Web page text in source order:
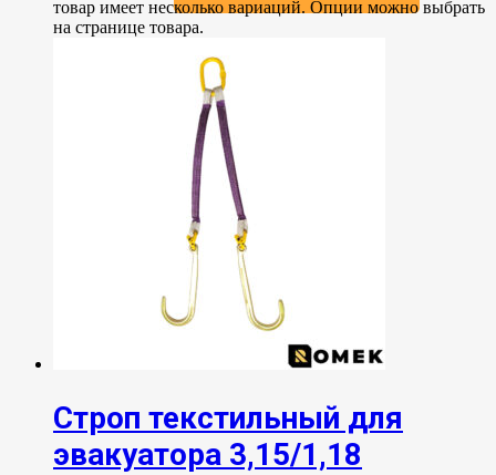
товар имеет несколько вариаций. Опции можно выбрать
на странице товара.
Строп текстильный для
эвакуатора 3,15/1,18